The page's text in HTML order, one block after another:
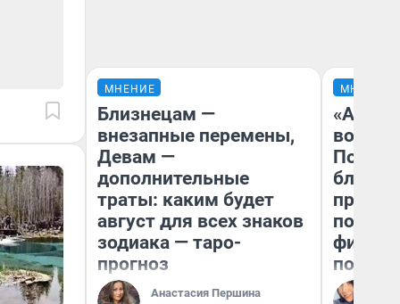
МНЕНИЕ
Близнецам —
внезапные перемены,
Девам —
дополнительные
траты: каким будет
август для всех знаков
зодиака — таро-
прогноз
Анастасия Першина
МНЕНИЕ
вот